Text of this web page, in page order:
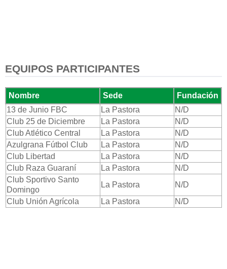
EQUIPOS PARTICIPANTES
Nombre Sede
Fundación
13 de Junio FBC
La Pastora
N/D
Club 25 de Diciembre
La Pastora
N/D
Club Atlético Central
La Pastora
N/D
Azulgrana Fútbol Club
La Pastora
N/D
Club Libertad
La Pastora
N/D
Club Raza Guaraní
La Pastora
N/D
Club Sportivo Santo
Domingo
La Pastora
N/D
Club Unión Agrícola
La Pastora N/D